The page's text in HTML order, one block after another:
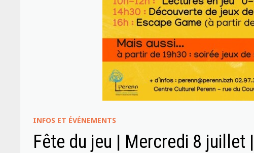
INFOS ET ÉVÉNEMENTS
Fête du jeu | Mercredi 8 juillet